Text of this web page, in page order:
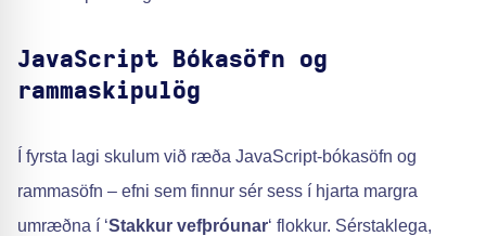
JavaScript Bókasöfn og
rammaskipulög
Í fyrsta lagi skulum við ræða JavaScript-bókasöfn og
rammasöfn – efni sem finnur sér sess í hjarta margra
umræðna í ‘Stakkur vefþróunar‘ flokkur. Sérstaklega,